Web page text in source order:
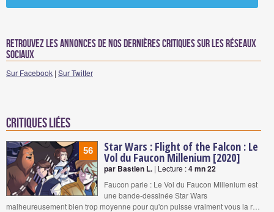
Retrouvez les annonces de nos dernières critiques sur les réseaux
sociaux
Sur Facebook | Sur Twitter
Critiques liées
56 Star Wars : Flight of the Falcon : Le
Vol du Faucon Millenium [2020]
par Bastien L. | Lecture :4 mn 22
Faucon parle : Le Vol du Faucon Millenium est
une bande-dessinée Star Wars
malheureusement bien trop moyenne pour qu'on puisse vraiment vous la r…